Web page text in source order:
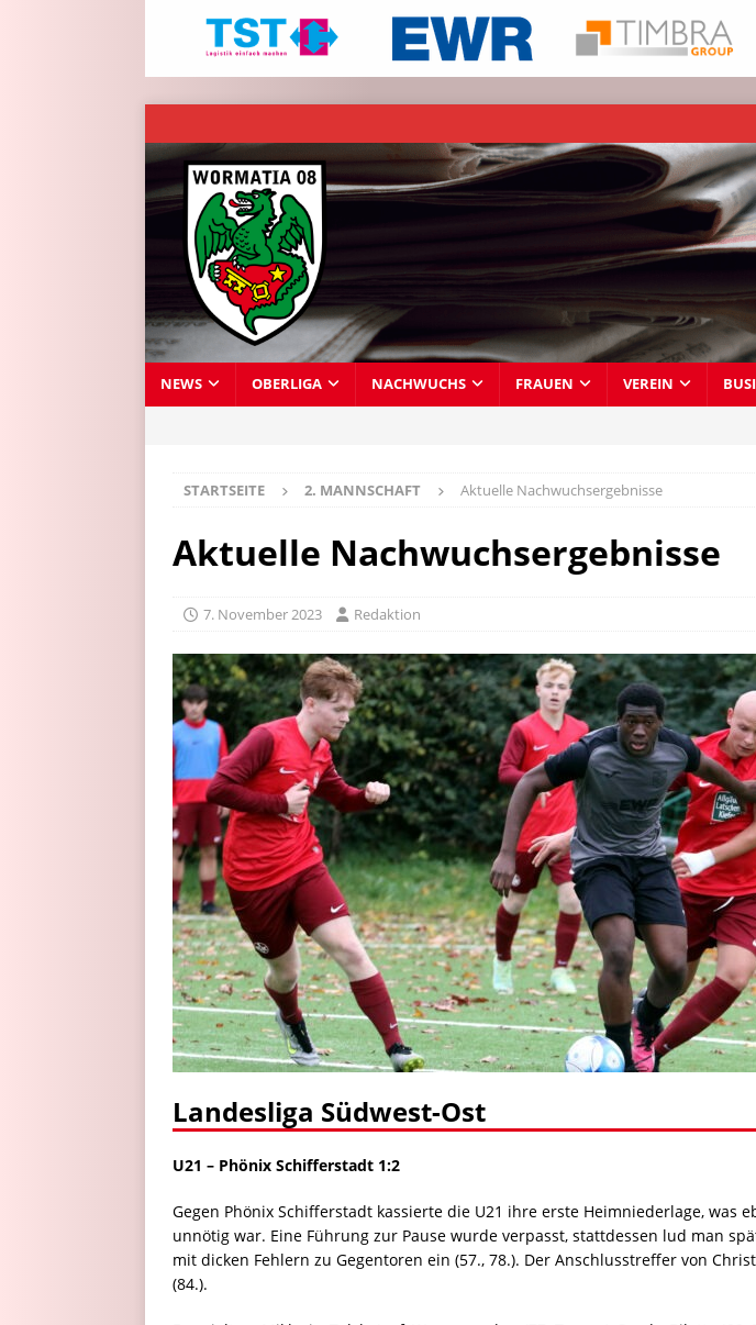
NEWS OBERLIGA NACHWUCHS FRAUEN VEREIN
STARTSEITE 2. MANNSCHAFT Aktuelle Nachwuchsergebnisse
Aktuelle Nachwuchsergebnisse
7. November 2023 Redaktion
Landesliga Südwest-Ost
U21 – Phönix Schifferstadt 1:2
Gegen Phönix Schifferstadt kassierte die U21 ihre erste Heimniederlage, was
unnötig war. Eine Führung zur Pause wurde verpasst, stattdessen lud man
mit dicken Fehlern zu Gegentoren ein (57., 78.). Der Anschlusstreffer von
(84.).